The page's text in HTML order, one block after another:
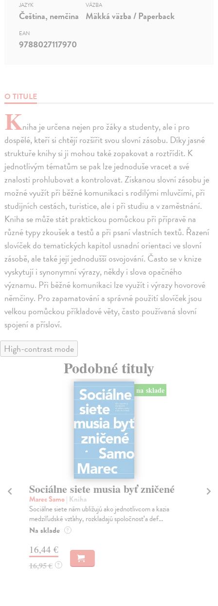
O TITULE
Kniha je určena nejen pro žáky a studenty, ale i pro
dospělé, kteří si chtějí rozšířit svou slovní zásobu. Díky jasné
struktuře knihy si ji mohou také zopakovat a roztřídit. K
jednotlivým tématům se pak lze jednoduše vracet a své
znalosti prohlubovat a kontrolovat. Získanou slovní zásobu je
možné využít při běžné komunikaci s rodilými mluvčími, při
studijních cestách, turistice, ale i při studiu a v zaměstnání.
Kniha se může stát praktickou pomůckou při přípravě na
různé typy zkoušek a testů a při psaní vlastních textů. Řazení
slovíček do tematických kapitol usnadní orientaci ve slovní
zásobě, ale také její jednodušší osvojování. Často se v knize
vyskytují i synonymní výrazy, někdy i slova opačného
významu. Při běžné komunikaci lze využít i výrazy hovorové
němčiny. Pro zapamatování a správné použití slovíček jsou
velkou pomůckou příkladové věty, často používaná slovní
spojení a přísloví.
JAZYK
Čeština, nemčina
VÄZBA
Mäkká väzba / Paperback
EAN
9788027117970
High-contrast mode
Podobné tituly
na sklade
Sociálne siete musia byť zničené
Marec Samo| Kniha
Sociálne siete nám ubližujú ako jednotlivcom a kazia
medziľudské vzťahy, rozkladajú spoločnosť a def...
Na sklade ?
16,44 €
16,95 € ?